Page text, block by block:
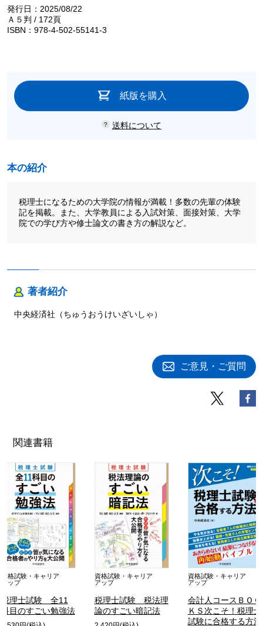
発行日：2025/08/22
Ａ５判 / 172頁
ISBN：978-4-502-55141-3
紙版を購入
送料について
本の紹介
税理士になるための大学院の情報が満載！多数の先輩の体験
記を掲載。また、大学教員による入試対策、面接対策、大学
院での学び方や修士論文の書き方の解説など。
著者紹介
中央経済社（ちゅうおうけいざいしゃ）
ご意見・ご質問
関連書籍
資格試験・キャリア
アップ
税理士試験 全11
科目のすごい勉強法
資格試験・キャリア
アップ
税理士試験 税法理
論のすごい暗記法
資格試験・キャリア
アップ
会計人コースＢＯＯ
ＫＳ次こそ！税理士
試験に合格する方法